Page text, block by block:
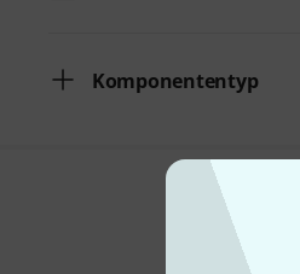
Komponententyp